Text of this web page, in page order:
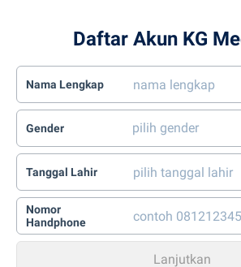
Daftar Akun KG
Nama Lengkap
Gender
Tanggal Lahir
Nomor
Handphone